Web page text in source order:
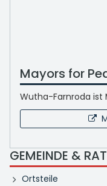
Mayors for
Wutha-Farnroda ist
GEMEINDE &
Ortsteile